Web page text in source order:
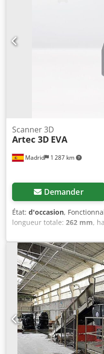
séparé ARTEC DV-W1
Comprend un jeu de
masse Pour plus de détails
Siegfried Volz
153 D - 44143 Dortmund-
Madrid 1 287 km
Scanner 3D
Artec 3D EVA
Demander
État: d'occasion,
longueur totale: 262 mm,
professionnel Artec Eva,
Scanner portable doté
structurée blanche (LED),
d’objets de taille
couleurs de haute qualité.
CARACTÉRISTIQUES : -
Précision : jusqu’à 0,1 mm
par seconde (jusqu’à 2
Technologie : lumière
numérisation de
texture de 1,3 MP -